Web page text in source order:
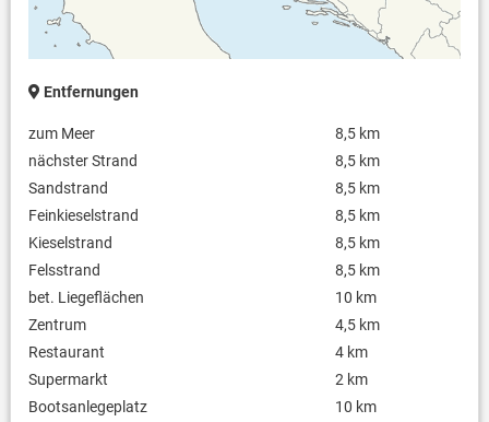
Entfernungen
zum Meer
8,5 km
nächster Strand
8,5 km
Sandstrand
8,5 km
Feinkieselstrand
8,5 km
Kieselstrand
8,5 km
Felsstrand
8,5 km
bet. Liegeflächen
10 km
Zentrum
4,5 km
Restaurant
4 km
Supermarkt
2 km
Bootsanlegeplatz
10 km